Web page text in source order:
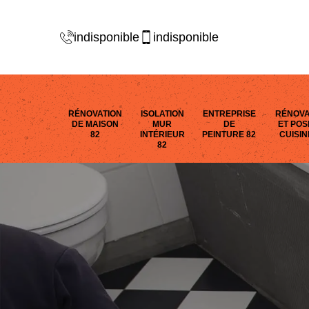
indisponible indisponible
RÉNOVATION
DE MAISON
82
ISOLATION
MUR
INTÉRIEUR
82
ENTREPRISE
DE
PEINTURE 82
ET